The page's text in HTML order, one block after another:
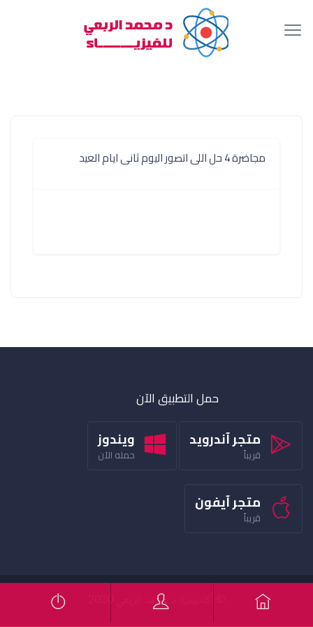
مجاضرة 4 حل اللى اتصور اليوم ثانى ايام العيد
حمل التطبيق الآن
متجر آندرويد
قريباً
ويندوز
حمله الآن
متجر آيفون
قريباً
© أكاديمية د محمد الربعي 2020